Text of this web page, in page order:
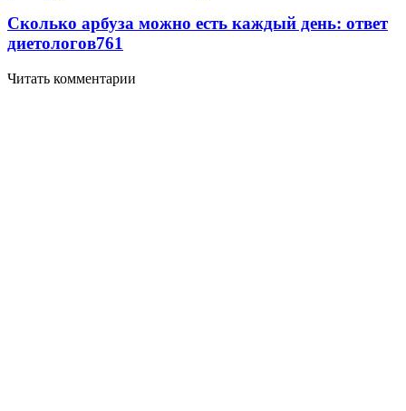
Сколько арбуза можно есть каждый день: ответ
диетологов761
Читать комментарии